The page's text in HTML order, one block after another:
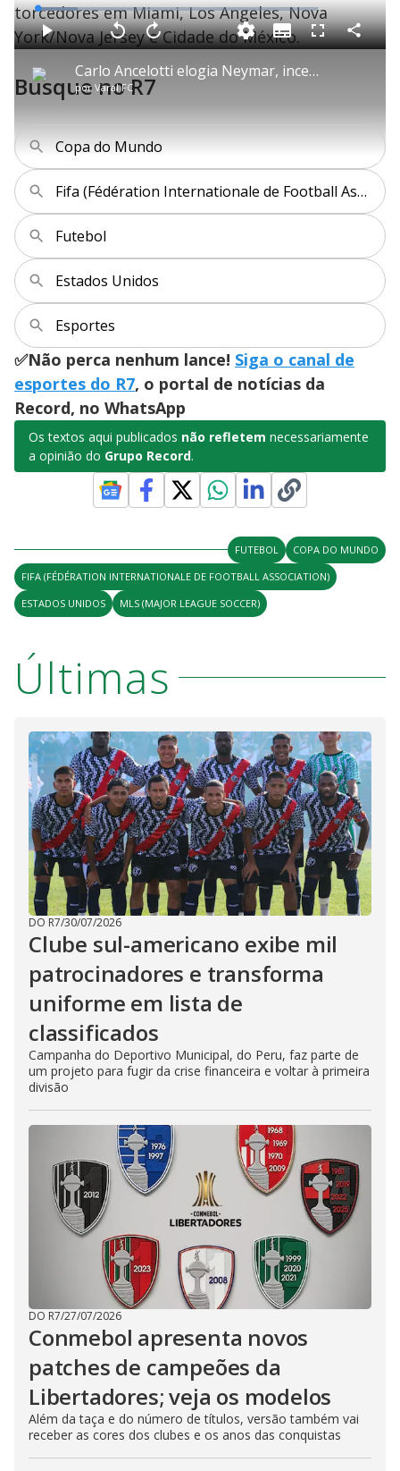
torcedores em Miami, Los Angeles, Nova
York/Nova Jersey e Cidade do México.
P
l
a
y
V
i
d
e
o
Carlo Ancelotti elogia Neymar, incerteza na convocação
por Varal FC
P V
l
t
a
r
1
u
n
o
A
n
ç
a
g
u
d
s
u
o
L
o
a
d
e
4
.
4
S
u
b
i
t
F C
o
Busque no R7
Copa do Mundo
Fifa (Fédération Internationale de Football Association)
Futebol
Estados Unidos
Esportes
✅Não perca nenhum lance! Siga o canal de
esportes do R7, o portal de notícias da
Record, no WhatsApp
Os textos aqui publicados não refletem necessariamente
a opinião do Grupo Record.
FUTEBOL
COPA DO MUNDO
FIFA (FÉDÉRATION INTERNATIONALE DE FOOTBALL ASSOCIATION)
ESTADOS UNIDOS
MLS (MAJOR LEAGUE SOCCER)
Últimas
DO R7/30/07/2026
Clube sul-americano exibe mil
patrocinadores e transforma
uniforme em lista de
classificados
Campanha do Deportivo Municipal, do Peru, faz parte de
um projeto para fugir da crise financeira e voltar à primeira
divisão
DO R7/27/07/2026
Conmebol apresenta novos
patches de campeões da
Libertadores; veja os modelos
Além da taça e do número de títulos, versão também vai
receber as cores dos clubes e os anos das conquistas